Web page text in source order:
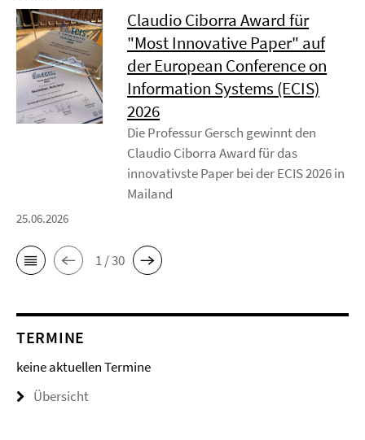
Claudio Ciborra Award für
"Most Innovative Paper" auf
der European Conference on
Information Systems (ECIS)
2026
Die Professur Gersch gewinnt den
Claudio Ciborra Award für das
innovativste Paper bei der ECIS 2026 in
Mailand
25.06.2026
1 / 30
TERMINE
keine aktuellen Termine
Übersicht